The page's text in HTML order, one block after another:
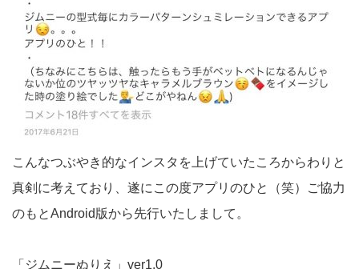
こんなつぶやき的なインスタを上げていたころからわりと
真剣に考えており、遂にこの度アプリのひと（笑）ご協力
のもとAndroid版から先行いたしまして。
「ジムニーぬりえ」ver1.0